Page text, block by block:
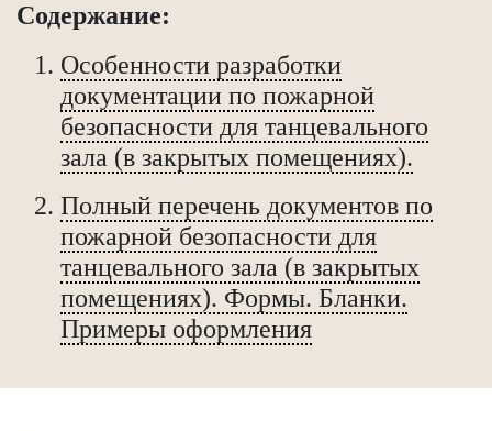
Содержание:
Особенности разработки
документации по пожарной
безопасности для танцевального
зала (в закрытых помещениях).
Полный перечень документов по
пожарной безопасности для
танцевального зала (в закрытых
помещениях). Формы. Бланки.
Примеры оформления